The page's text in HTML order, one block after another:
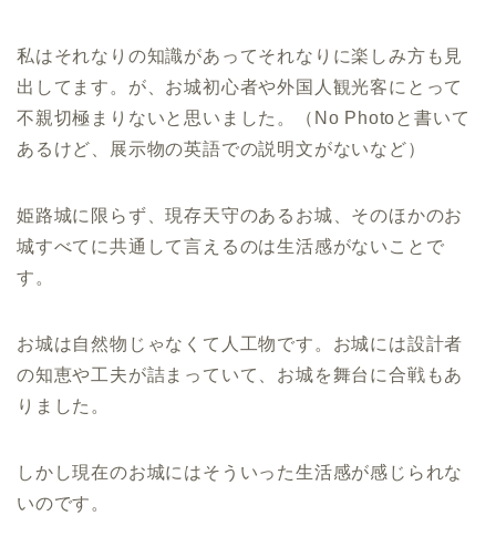
私はそれなりの知識があってそれなりに楽しみ方も見
出してます。が、お城初心者や外国人観光客にとって
不親切極まりないと思いました。（No Photoと書いて
あるけど、展示物の英語での説明文がないなど）
姫路城に限らず、現存天守のあるお城、そのほかのお
城すべてに共通して言えるのは生活感がないことで
す。
お城は自然物じゃなくて人工物です。お城には設計者
の知恵や工夫が詰まっていて、お城を舞台に合戦もあ
りました。
しかし現在のお城にはそういった生活感が感じられな
いのです。